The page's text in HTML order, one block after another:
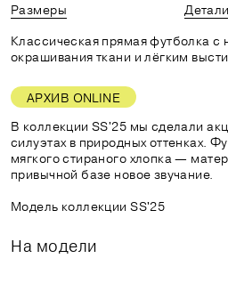
Размеры
Классическая прямая футболка с
окрашивания ткани и лёгким
АРХИВ ONLINE
В коллекции SS'25 мы сделали
силуэтах в природных оттенках.
мягкого стираного хлопка —
привычной базе новое звучание.
Модель коллекции SS'25
На модели